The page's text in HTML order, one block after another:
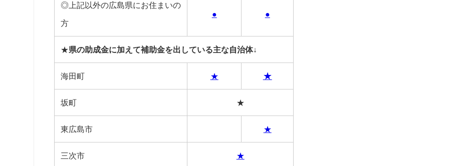
◎上記以外の広島県にお住まいの
方
● ●
★県の助成金に加えて補助金を出している主な自治体↓
海田町 ★ ★
坂町 ★
東広島市 ★
三次市 ★